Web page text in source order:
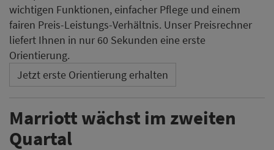
wichtigen Funktionen, einfacher Pflege und einem
fairen Preis-Leistungs-Verhältnis. Unser Preisrechner
liefert Ihnen in nur 60 Sekunden eine erste
Orientierung.
Jetzt erste Orientierung erhalten
Marriott wächst im zweiten
Quartal